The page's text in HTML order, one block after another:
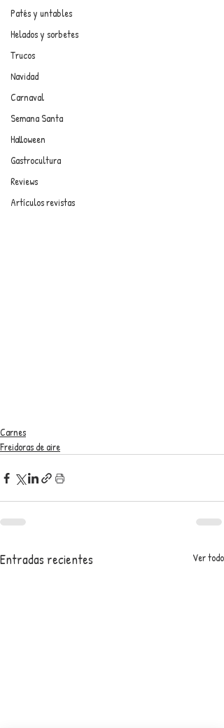
Patés y untables
Helados y sorbetes
Trucos
Navidad
Carnaval
Semana Santa
Halloween
Gastrocultura
Reviews
Artículos revistas
Carnes
Freidoras de aire
Entradas recientes Ver todo